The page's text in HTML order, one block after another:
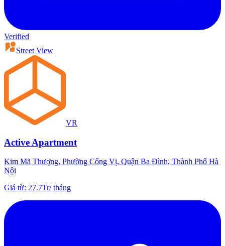
Verified
Street View
VR
Active Apartment
Kim Mã Thượng, Phường Cống Vị, Quận Ba Đình, Thành Phố Hà
Nội
Giá từ: 27.7Tr/tháng